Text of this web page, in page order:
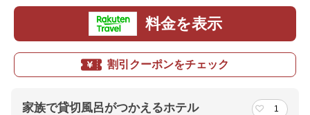
料金を表示
割引クーポンをチェック
家族で貸切風呂がつかえるホテル 1